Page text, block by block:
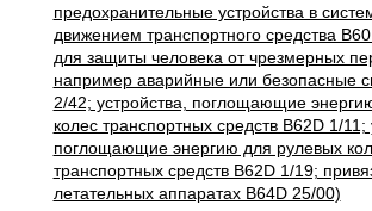
предохранительные устройства в
движением транспортного средства
для защиты человека от чрезмерных
например аварийные или безопасные
2/42; устройства, поглощающие
колес транспортных средств B62D 1/11;
поглощающие энергию для рулевых
транспортных средств B62D 1/19;
летательных аппаратах B64D 25/00)